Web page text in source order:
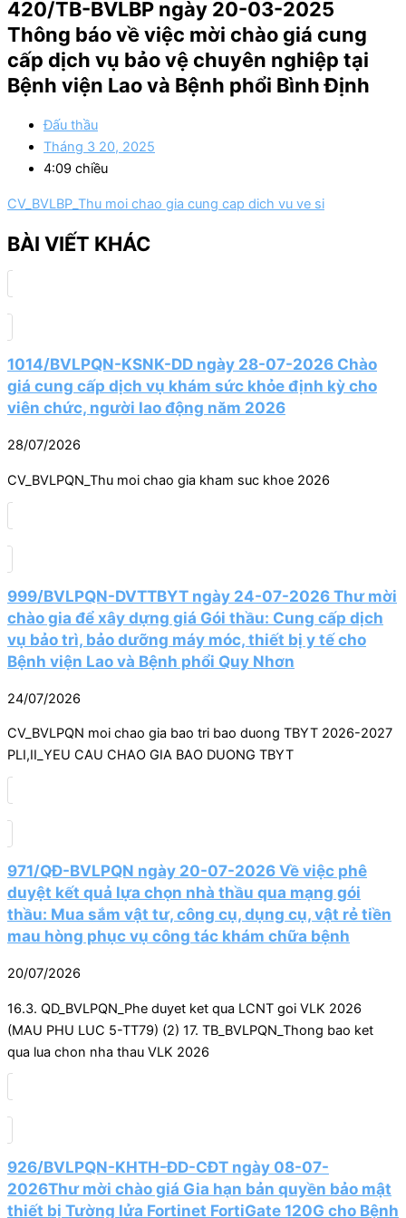
420/TB-BVLBP ngày 20-03-2025
Thông báo về việc mời chào giá cung
cấp dịch vụ bảo vệ chuyên nghiệp tại
Bệnh viện Lao và Bệnh phổi Bình Định
Đấu thầu
Tháng 3 20, 2025
4:09 chiều
CV_BVLBP_Thu moi chao gia cung cap dich vu ve si
BÀI VIẾT KHÁC
1014/BVLPQN-KSNK-DD ngày 28-07-2026 Chào
giá cung cấp dịch vụ khám sức khỏe định kỳ cho
viên chức, người lao động năm 2026
28/07/2026
CV_BVLPQN_Thu moi chao gia kham suc khoe 2026
999/BVLPQN-DVTTBYT ngày 24-07-2026 Thư mời
chào gia để xây dựng giá Gói thầu: Cung cấp dịch
vụ bảo trì, bảo dưỡng máy móc, thiết bị y tế cho
Bệnh viện Lao và Bệnh phổi Quy Nhơn
24/07/2026
CV_BVLPQN moi chao gia bao tri bao duong TBYT 2026-2027
PLI,II_YEU CAU CHAO GIA BAO DUONG TBYT
971/QĐ-BVLPQN ngày 20-07-2026 Về việc phê
duyệt kết quả lựa chọn nhà thầu qua mạng gói
thầu: Mua sắm vật tư, công cụ, dụng cụ, vật rẻ tiền
mau hòng phục vụ công tác khám chữa bệnh
20/07/2026
16.3. QD_BVLPQN_Phe duyet ket qua LCNT goi VLK 2026
(MAU PHU LUC 5-TT79) (2) 17. TB_BVLPQN_Thong bao ket
qua lua chon nha thau VLK 2026
926/BVLPQN-KHTH-ĐD-CĐT ngày 08-07-
2026Thư mời chào giá Gia hạn bản quyền bảo mật
thiết bị Tường lửa Fortinet FortiGate 120G cho Bệnh